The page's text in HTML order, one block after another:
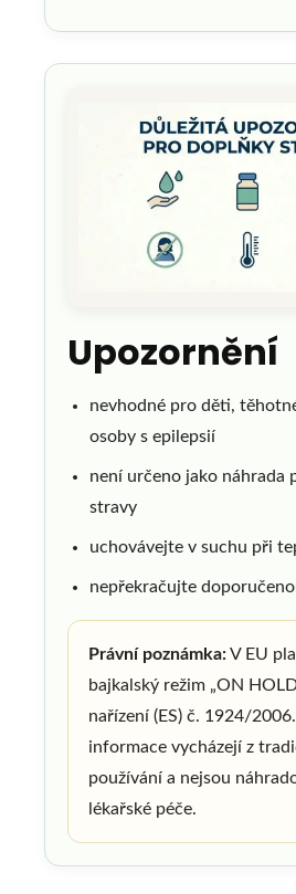
Upozornění
nevhodné pro děti,
osoby s epilepsií
není určeno jako náhrada
stravy
uchovávejte v suchu při
nepřekračujte
Právní poznámka:V EU
bajkalský režim „ON
nařízení (ES) č. 1924/
informace vycházejí z
používání a nejsou
lékařské péče.